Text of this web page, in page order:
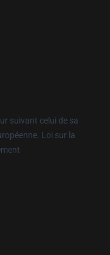
suivant celui de sa
Loi sur la